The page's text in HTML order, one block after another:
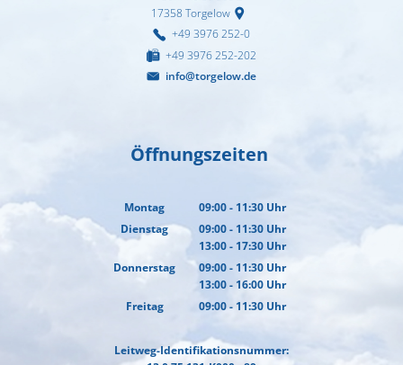
17358 Torgelow
+49 3976 252-0
+49 3976 252-202
info@torgelow.de
Öffnungszeiten
Montag 09:00- 11:30Uhr
Von 09:00 bis 11:30 Uhr
Dienstag 09:00- 11:30Uhr
Von 09:00 bis 11:30 Uhr
13:00- 17:30Uhr
Von 13:00 bis 17:30 Uhr
Donnerstag 09:00- 11:30Uhr
Von 09:00 bis 11:30 Uhr
13:00- 16:00Uhr
Von 13:00 bis 16:00 Uhr
Freitag 09:00- 11:30Uhr
Leitweg-Identifikationsnummer: